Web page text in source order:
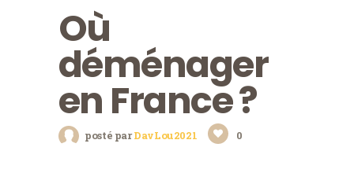
Où
déménager
en France ?
posté parDavLou2021 0